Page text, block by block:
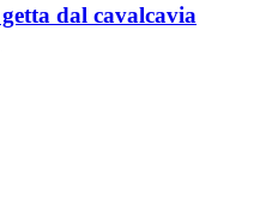
dal cavalcavia